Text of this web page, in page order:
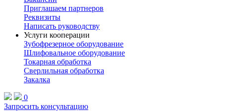
Приглашаем партнеров
Реквизиты
Написать руководству
Услуги кооперации
Зубофрезерное оборудование
Шлифовальное оборудование
Токарная обработка
Cверлильная обработка
Закалка
0
Запросить консультацию